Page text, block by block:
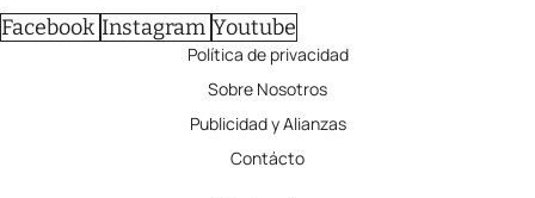
Facebook Instagram Youtube
Política de privacidad
Sobre Nosotros
Publicidad y Alianzas
Contácto